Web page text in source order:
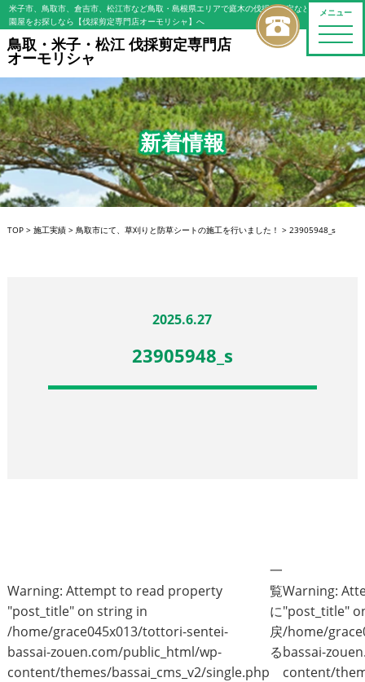
メニュー
toggle
米子市、鳥取市、倉吉市、松江市など鳥取・島根県エリアで庭木の伐採・剪定などの植木屋/造
園屋をお探しなら【伐採剪定専門店オーモリシャ】へ
鳥取・米子・松江 伐採剪定専門店
オーモリシャ
新着情報
TOP> 施工実績> 鳥取市にて、草刈りと防草シートの施工を行いました！ > 23905948_s
2025.6.27
23905948_s
Warning: Attempt to read property
"post_title" on string in
/home/grace045x013/tottori-sentei-
bassai-zouen.com/public_html/wp-
content/themes/bassai_cms_v2/single.php
一
覧
に
戻
る
Warning:
"post_title"
/home/
bassai-
content/